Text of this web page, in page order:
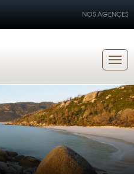
NOS AGENCES